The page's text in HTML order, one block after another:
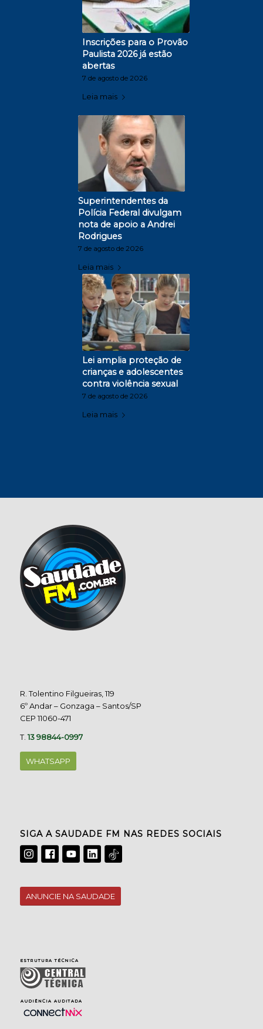
Inscrições para o Provão
Paulista 2026 já estão
abertas
7 de agosto de 2026
Leia mais
Superintendentes da
Polícia Federal divulgam
nota de apoio a Andrei
Rodrigues
7 de agosto de 2026
Leia mais
Lei amplia proteção de
crianças e adolescentes
contra violência sexual
7 de agosto de 2026
Leia mais
R. Tolentino Filgueiras, 119
6º Andar – Gonzaga – Santos/SP
CEP 11060-471
T.13 98844-0997
WHATSAPP
SIGA A SAUDADE FM NAS REDES SOCIAIS
ANUNCIE NA SAUDADE